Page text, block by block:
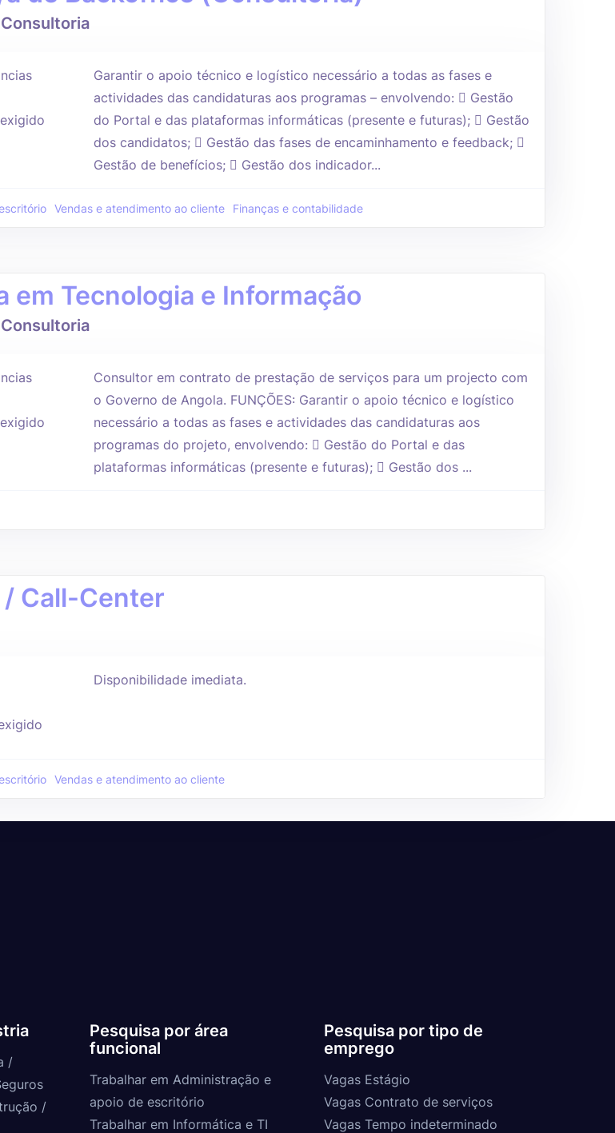
Garantir o apoio técnico e logístico necessário a todas as fases e
actividades das candidaturas aos programas – envolvendo:  Gestão
do Portal e das plataformas informáticas (presente e futuras);  Gestão
dos candidatos;  Gestão das fases de encaminhamento e feedback; 
Gestão de benefícios;  Gestão dos indicador...
Vendas e atendimento ao cliente Finanças e contabilidade
em Tecnologia e Informação
Consultor em contrato de prestação de serviços para um projecto com
o Governo de Angola. FUNÇÕES: Garantir o apoio técnico e logístico
necessário a todas as fases e actividades das candidaturas aos
programas do projeto, envolvendo:  Gestão do Portal e das
plataformas informáticas (presente e futuras);  Gestão dos ...
Call-Center
Disponibilidade imediata.
Vendas e atendimento ao cliente
/
/
Pesquisa por área
funcional
Trabalhar em Administração e
apoio de escritório
Trabalhar em Informática e TI
Pesquisa por tipo de
emprego
Vagas Estágio
Vagas Contrato de serviços
Vagas Tempo indeterminado